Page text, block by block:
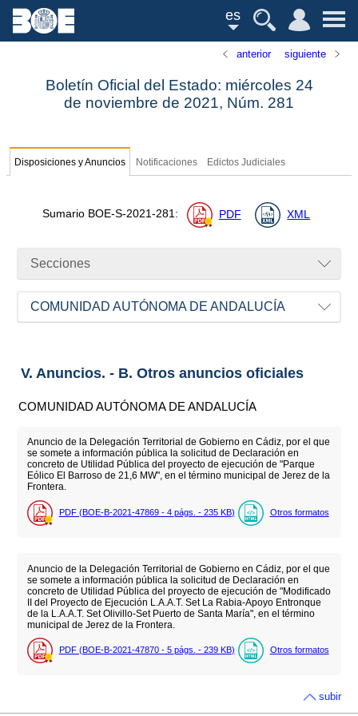
es
anterior siguiente
Boletín Oficial del Estado: miércoles 24
de noviembre de 2021, Núm. 281
Disposiciones y Anuncios Notificaciones Edictos Judiciales
Sumario BOE-S-2021-281: PDF XML
Secciones
COMUNIDAD AUTÓNOMA DE ANDALUCÍA
V. Anuncios. - B. Otros anuncios oficiales
COMUNIDAD AUTÓNOMA DE ANDALUCÍA
Anuncio de la Delegación Territorial de Gobierno en Cádiz, por el que
se somete a información pública la solicitud de Declaración en
concreto de Utilidad Pública del proyecto de ejecución de "Parque
Eólico El Barroso de 21,6 MW", en el término municipal de Jerez de la
Frontera.
PDF (BOE-B-2021-47869 - 4 págs. - 235 KB) Otros formatos
Anuncio de la Delegación Territorial de Gobierno en Cádiz, por el que
se somete a información pública la solicitud de Declaración en
concreto de Utilidad Pública del proyecto de ejecución de "Modificado
II del Proyecto de Ejecución L.A.A.T. Set La Rabia-Apoyo Entronque
de la L.A.A.T. Set Olivillo-Set Puerto de Santa María", en el término
municipal de Jerez de la Frontera.
PDF (BOE-B-2021-47870 - 5 págs. - 239 KB) Otros formatos
subir